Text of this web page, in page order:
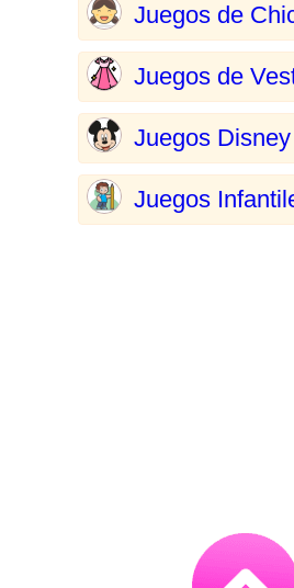
Juegos de
Juegos de
Juegos Disney
Juegos